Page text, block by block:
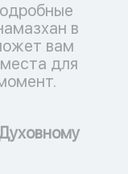
в
вам
для